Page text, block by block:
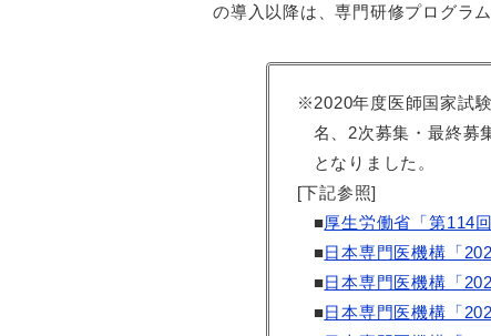
の導入以降は、専門研修プログラ
※2020年度医師国家試
名、2次募集・最終募
となりました。
[下記参照]
■厚生労働省「第114
■日本専門医機構「
■日本専門医機構「
■日本専門医機構「